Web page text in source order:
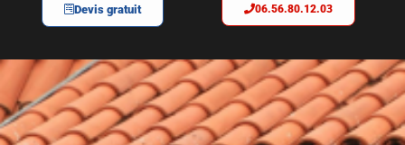
Devis gratuit 06.56.80.12.03